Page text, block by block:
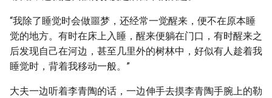
“我除了睡觉时会做噩梦，还经常一觉醒来，便不在原本睡
觉的地方。有时在床上入睡，醒来便躺在门口，有时醒来之
后发现自己在河边，甚至几里外的树林中，好似有人趁着我
睡觉时，背着我移动一般。”
大夫一边听着李青陶的话，一边伸手去摸李青陶手腕上的勒